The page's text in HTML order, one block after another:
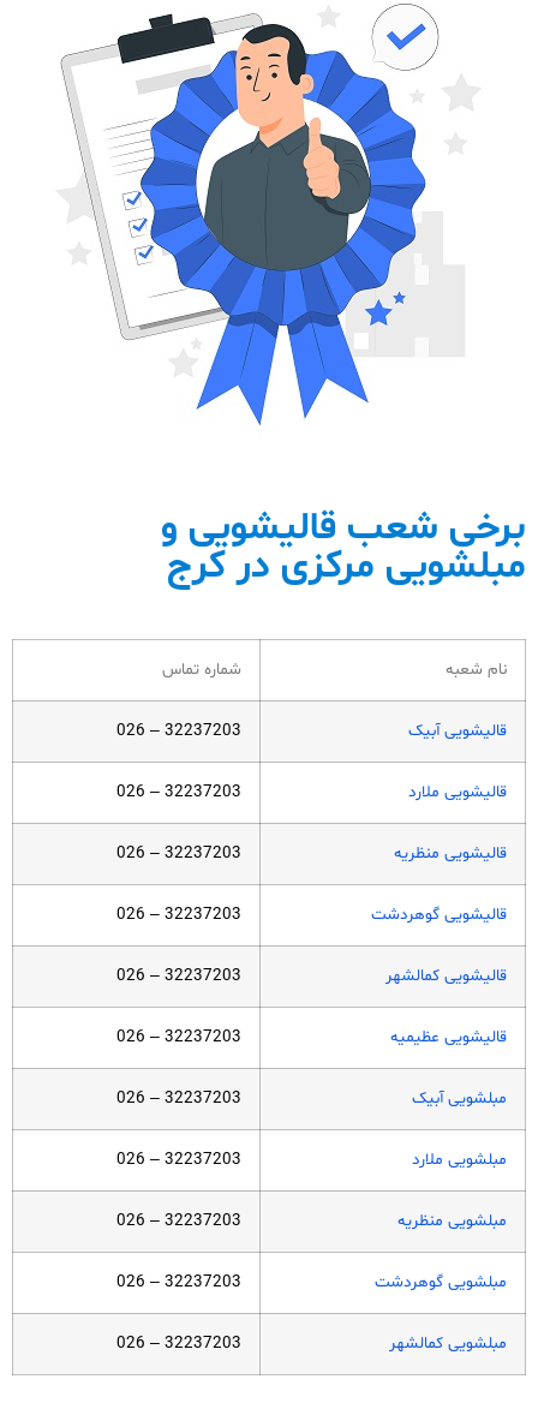
برخی شعب قالیشویی و
مبلشویی مرکزی در کرج
نام شعبه شماره تماس
قالیشویی آبیک 32237203 – 026
قالیشویی ملارد 32237203 – 026
قالیشویی منظریه 32237203 – 026
قالیشویی گوهردشت 32237203 – 026
قالیشویی کمالشهر 32237203 – 026
قالیشویی عظیمیه 32237203 – 026
مبلشویی آبیک 32237203 – 026
مبلشویی ملارد 32237203 – 026
مبلشویی منظریه 32237203 – 026
مبلشویی گوهردشت 32237203 – 026
مبلشویی کمالشهر 32237203 – 026